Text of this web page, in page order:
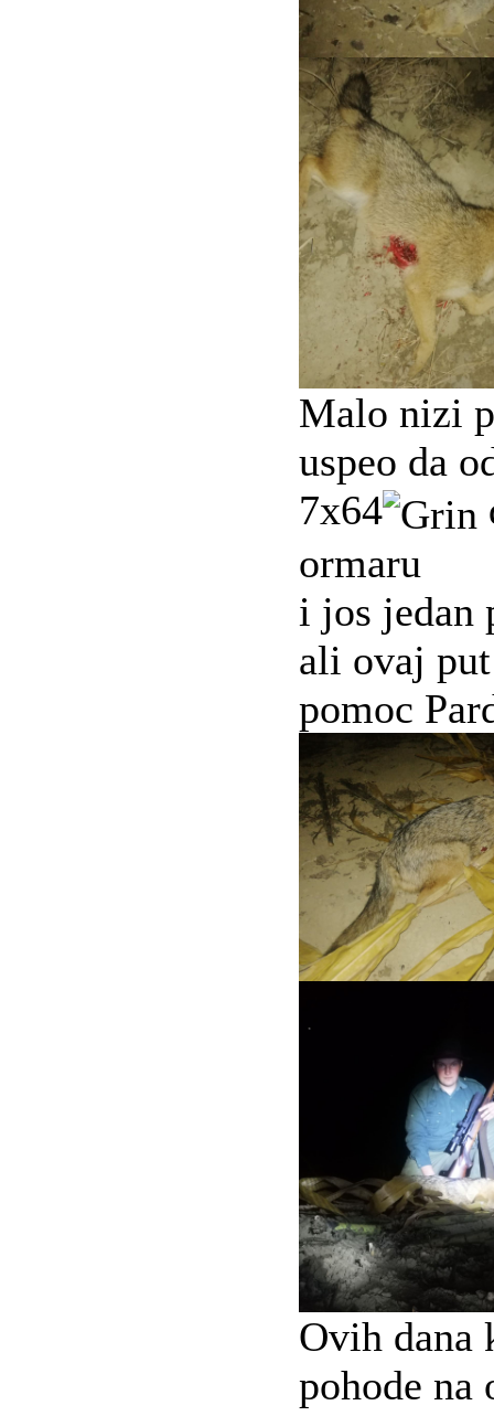
Malo nizi
uspeo da
7x64
ormaru
i jos jedan
ali ovaj
pomoc
Ovih dana
pohode na